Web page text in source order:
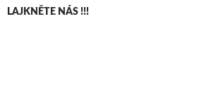
LAJKNĚTE NÁS !!!